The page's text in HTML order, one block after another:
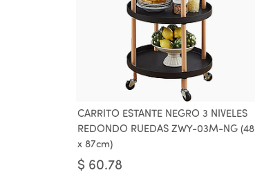
CARRITO ESTANTE NEGRO 3 NIVELES
REDONDO RUEDAS ZWY-03M-NG (48
x 87cm)
$ 60.78